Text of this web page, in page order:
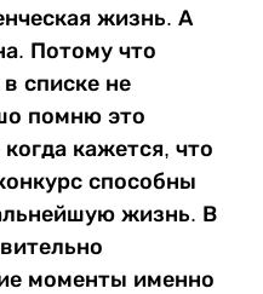
жизнь. А
Потому что
списке не
помню это
кажется, что
способны
жизнь. В
моменты именно